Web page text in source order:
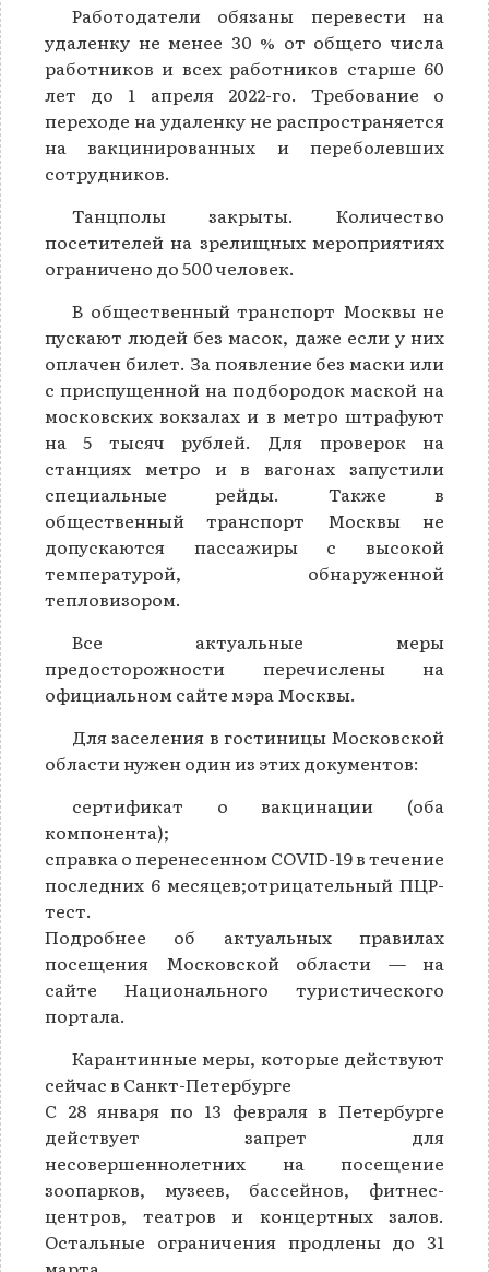
Работодатели обязаны перевести на
удаленку не менее 30 % от общего числа
работников и всех работников старше 60
лет до 1 апреля 2022-го. Требование о
переходе на удаленку не распространяется
на вакцинированных и переболевших
сотрудников.
Танцполы закрыты. Количество
посетителей на зрелищных мероприятиях
ограничено до 500 человек.
В общественный транспорт Москвы не
пускают людей без масок, даже если у них
оплачен билет. За появление без маски или
с приспущенной на подбородок маской на
московских вокзалах и в метро штрафуют
на 5 тысяч рублей. Для проверок на
станциях метро и в вагонах запустили
специальные рейды. Также в
общественный транспорт Москвы не
допускаются пассажиры с высокой
температурой, обнаруженной
тепловизором.
Все актуальные меры
предосторожности перечислены на
официальном сайте мэра Москвы.
Для заселения в гостиницы Московской
области нужен один из этих документов:
сертификат о вакцинации (оба
компонента);
справка о перенесенном COVID-19 в течение
последних 6 месяцев;отрицательный ПЦР-
тест.
Подробнее об актуальных правилах
посещения Московской области — на
сайте Национального туристического
портала.
Карантинные меры, которые действуют
сейчас в Санкт-Петербурге
C 28 января по 13 февраля в Петербурге
действует запрет для
несовершеннолетних на посещение
зоопарков, музеев, бассейнов, фитнес-
центров, театров и концертных залов.
Остальные ограничения продлены до 31